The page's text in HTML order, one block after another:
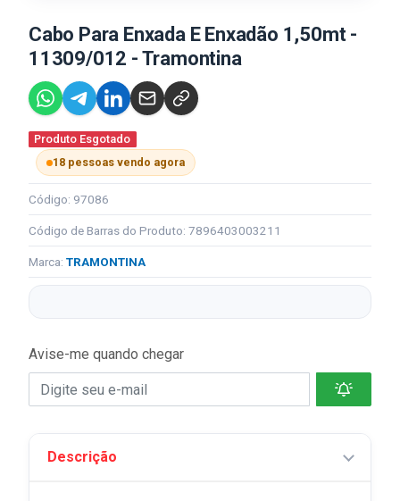
Cabo Para Enxada E Enxadão 1,50mt -
11309/012 - Tramontina
Produto Esgotado
18 pessoas vendo agora
Código: 97086
Código de Barras do Produto: 7896403003211
Marca: TRAMONTINA
Avise-me quando chegar
Descrição